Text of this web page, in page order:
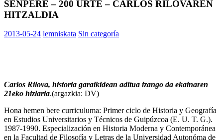
SENPERE – 200 URTE – CARLOS RILOVAREN
HITZALDIA
2013-05-24 lemniskata Sin categoría
Carlos Rilova, historia garaikidean aditua izango da ekainaren
21eko hizlaria.(argazkia: DV)
Hona hemen bere curriculuma: Primer ciclo de Historia y Geografía
en Estudios Universitarios y Técnicos de Guipúzcoa (E. U. T. G.).
1987-1990. Especialización en Historia Moderna y Contemporánea
en la Facultad de Filosofía y Letras de la Universidad Autonóma de